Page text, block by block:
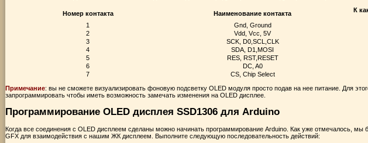
Номер контакта Наименование контакта
К
1
Gnd, Ground
2
Vdd, Vcc, 5V
3
SCK, D0,SCL,CLK
4
SDA, D1,MOSI
5
RES, RST,RESET
6
DC, A0
7
CS, Chip Select
Примечание: вы не сможете визуализировать фоновую подсветку OLED модуля просто подав на нее питание. Для
запрограммировать чтобы иметь возможность замечать изменения на OLED дисплее.
Программирование OLED дисплея SSD1306 для Arduino
Когда все соединения с OLED дисплеем сделаны можно начинать программирование Arduino. Как уже отмечалось, мы
GFX для взаимодействия с нашим ЖК дисплеем. Выполните следующую последовательность действий: